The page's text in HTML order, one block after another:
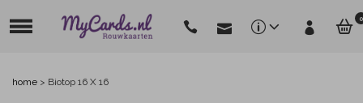
0
home > Biotop 16 X 16